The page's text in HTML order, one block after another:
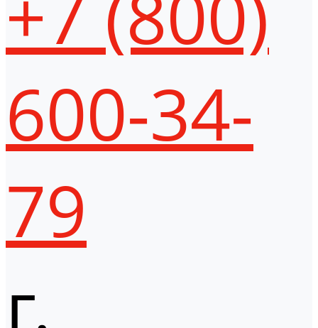
600-34-
79
г.